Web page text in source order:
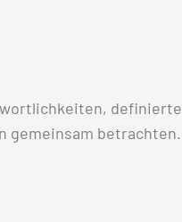
definierte
gemeinsam betrachten.